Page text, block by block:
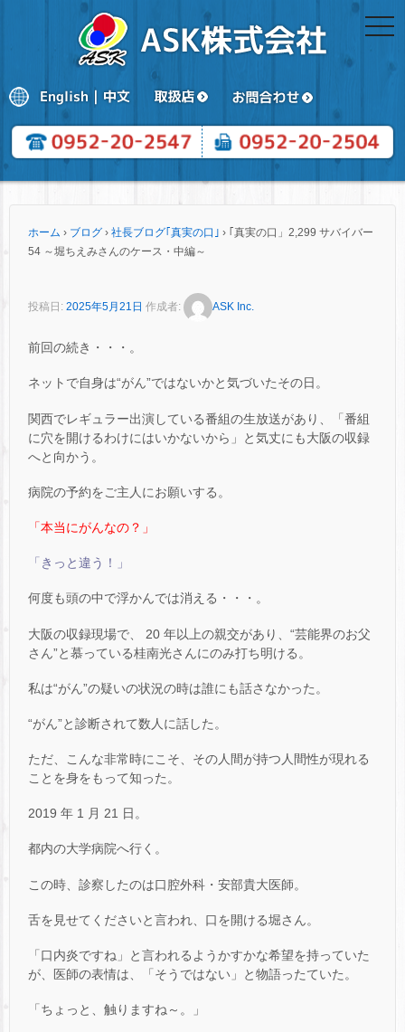
ホーム › ブログ › 社長ブログ｢真実の口｣ › ｢真実の口」2,299 サバイバー
54 ～堀ちえみさんのケース・中編～
投稿日: 2025年5月21日 作成者: ASK Inc.
前回の続き・・・。
ネットで自身は“がん”ではないかと気づいたその日。
関西でレギュラー出演している番組の生放送があり、「番組
に穴を開けるわけにはいかないから」と気丈にも大阪の収録
へと向かう。
病院の予約をご主人にお願いする。
「本当にがんなの？」
「きっと違う！」
何度も頭の中で浮かんでは消える・・・。
大阪の収録現場で、 20 年以上の親交があり、“芸能界のお父
さん”と慕っている桂南光さんにのみ打ち明ける。
私は“がん”の疑いの状況の時は誰にも話さなかった。
“がん”と診断されて数人に話した。
ただ、こんな非常時にこそ、その人間が持つ人間性が現れる
ことを身をもって知った。
2019 年 1 月 21 日。
都内の大学病院へ行く。
この時、診察したのは口腔外科・安部貴大医師。
舌を見せてくださいと言われ、口を開ける堀さん。
「口内炎ですね」と言われるようかすかな希望を持っていた
が、医師の表情は、「そうではない」と物語ったていた。
「ちょっと、触りますね～。」